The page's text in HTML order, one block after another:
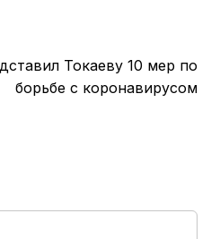
Токаеву 10 мер по
борьбе с коронавирусом